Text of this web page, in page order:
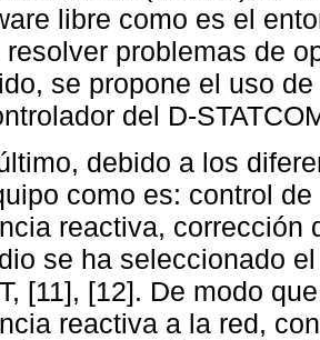
libre como es el
resolver problemas de
se propone el uso
del D-
debido a los
como es: control
reactiva, corrección
se ha seleccionado
[11], [12]. De modo
reactiva a la red,